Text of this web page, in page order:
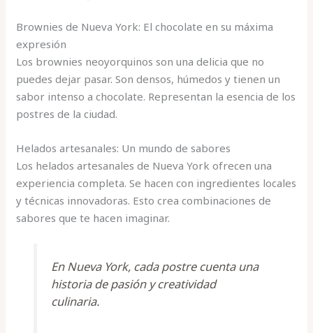
Brownies de Nueva York: El chocolate en su máxima
expresión
Los brownies neoyorquinos son una delicia que no
puedes dejar pasar. Son densos, húmedos y tienen un
sabor intenso a chocolate. Representan la esencia de los
postres de la ciudad.
Helados artesanales: Un mundo de sabores
Los helados artesanales de Nueva York ofrecen una
experiencia completa. Se hacen con ingredientes locales
y técnicas innovadoras. Esto crea combinaciones de
sabores que te hacen imaginar.
En Nueva York, cada postre cuenta una
historia de pasión y creatividad
culinaria.